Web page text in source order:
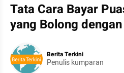
Tata Cara Bayar
yang Bolong
Berita Terkini
Penulis kumparan